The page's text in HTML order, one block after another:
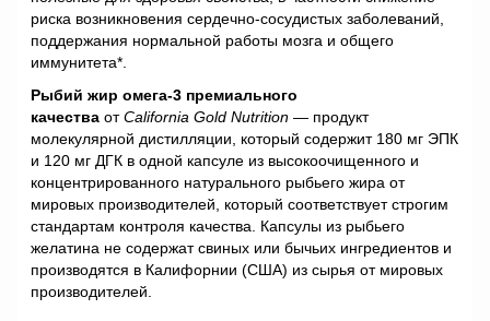
риска возникновения сердечно-сосудистых заболеваний,
поддержания нормальной работы мозга и общего
иммунитета*.
Рыбий жир омега-3 премиального
качества от California Gold Nutrition — продукт
молекулярной дистилляции, который содержит 180 мг ЭПК
и 120 мг ДГК в одной капсуле из высокоочищенного и
концентрированного натурального рыбьего жира от
мировых производителей, который соответствует строгим
стандартам контроля качества. Капсулы из рыбьего
желатина не содержат свиных или бычьих ингредиентов и
производятся в Калифорнии (США) из сырья от мировых
производителей.